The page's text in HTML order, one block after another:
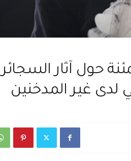
حول آثار السجائر
لدى غير المدخنين